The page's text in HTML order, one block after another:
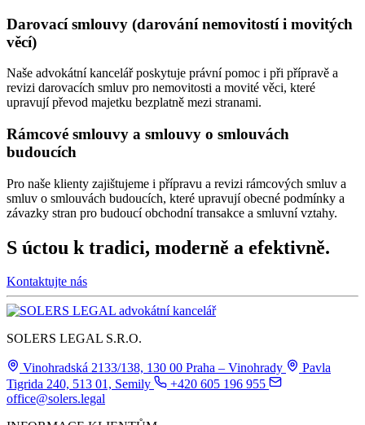
Darovací smlouvy (darování nemovitostí i movitých
věcí)
Naše advokátní kancelář poskytuje právní pomoc i při přípravě a
revizi darovacích smluv pro nemovitosti a movité věci, které
upravují převod majetku bezplatně mezi stranami.
Rámcové smlouvy a smlouvy o smlouvách
budoucích
Pro naše klienty zajištujeme i přípravu a revizi rámcových smluv a
smluv o smlouvách budoucích, které upravují obecné podmínky a
závazky stran pro budoucí obchodní transakce a smluvní vztahy.
S úctou k tradici, moderně a efektivně.
Kontaktujte nás
SOLERS LEGAL S.R.O.
Vinohradská 2133/138, 130 00 Praha – Vinohrady
Pavla
Tigrida 240, 513 01, Semily
+420 605 196 955
office@solers.legal